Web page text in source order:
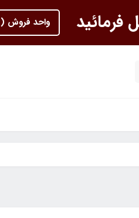
واحد فروش ( 09120728512 )